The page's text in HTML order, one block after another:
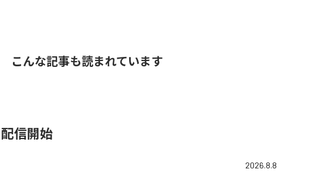
こんな記事も読まれています
信開始
2026.8.8